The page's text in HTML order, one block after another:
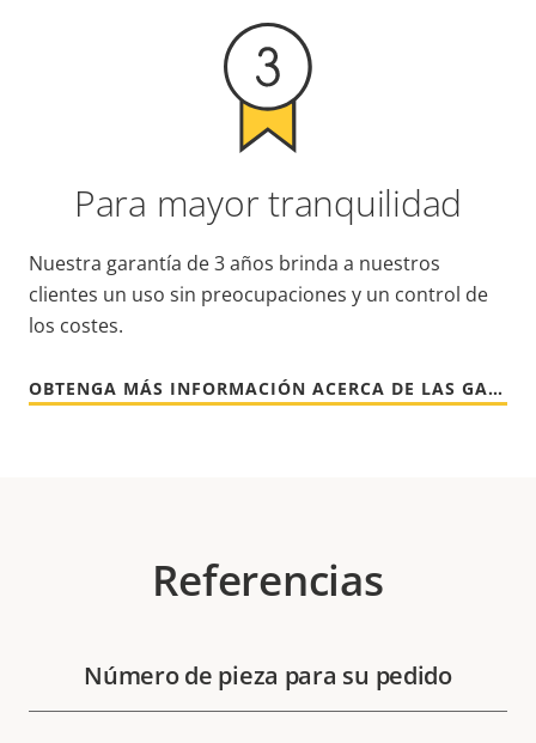
Para mayor tranquilidad
Nuestra garantía de 3 años brinda a nuestros
clientes un uso sin preocupaciones y un control de
los costes.
OBTENGA MÁS INFORMACIÓN ACERCA DE LAS GARANTÍAS DE AXIS
Referencias
Número de pieza para su pedido